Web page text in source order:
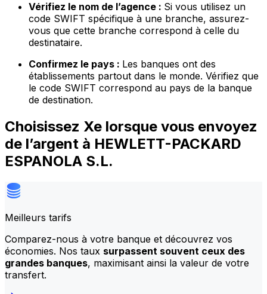
Vérifiez le nom de l’agence : Si vous utilisez un
code SWIFT spécifique à une branche, assurez-
vous que cette branche correspond à celle du
destinataire.
Confirmez le pays : Les banques ont des
établissements partout dans le monde. Vérifiez que
le code SWIFT correspond au pays de la banque
de destination.
Choisissez Xe lorsque vous envoyez
de l’argent à HEWLETT-PACKARD
ESPANOLA S.L.
Meilleurs tarifs
Comparez-nous à votre banque et découvrez vos
économies. Nos taux surpassent souvent ceux des
grandes banques, maximisant ainsi la valeur de votre
transfert.